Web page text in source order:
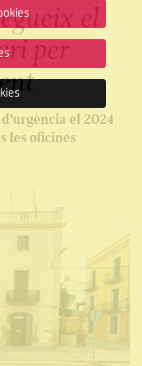
el
per
el 2024
les oficines